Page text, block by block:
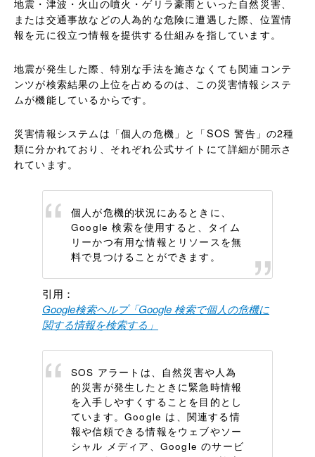
地震・津波・火山の噴火・ゲリラ豪雨といった自然災害、
または交通事故などの人為的な危険に遭遇した際、位置情
報を元に役立つ情報を提供する仕組みを指しています。
地震が発生した際、特別な手法を施さなくても関連コンテ
ンツが検索結果の上位を占めるのは、この災害情報システ
ムが機能しているからです。
災害情報システムは「個人の危機」と「SOS 警告」の2種
類に分かれており、それぞれ公式サイトにて詳細が開示さ
れています。
個人が危機的状況にあるときに、
Google 検索を使用すると、タイム
リーかつ有用な情報とリソースを無
料で見つけることができます。
引用：
Google検索ヘルプ「Google 検索で個人の危機に
関する情報を検索する」
SOS アラートは、自然災害や人為
的災害が発生したときに緊急時情報
を入手しやすくすることを目的とし
ています。Google は、関連する情
報や信頼できる情報をウェブやソー
シャル メディア、Google のサービ